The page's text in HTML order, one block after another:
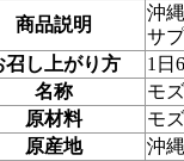
商品説明
沖
サ
召し上がり方
1日
名称
モ
原材料
モ
原産地
沖